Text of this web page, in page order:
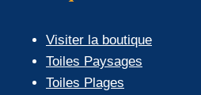
Visiter la boutique
Toiles Paysages
Toiles Plages